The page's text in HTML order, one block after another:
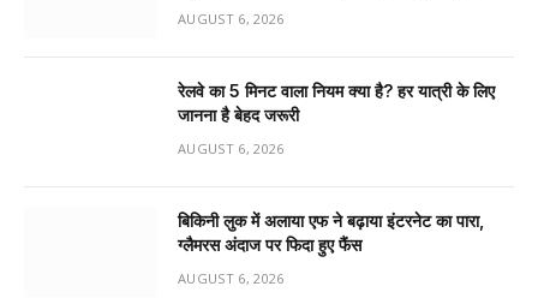
AUGUST 6, 2026
रेलवे का 5 मिनट वाला नियम क्या है? हर यात्री के लिए
जानना है बेहद जरूरी
AUGUST 6, 2026
बिकिनी लुक में अलाया एफ ने बढ़ाया इंटरनेट का पारा,
ग्लैमरस अंदाज पर फिदा हुए फैंस
AUGUST 6, 2026